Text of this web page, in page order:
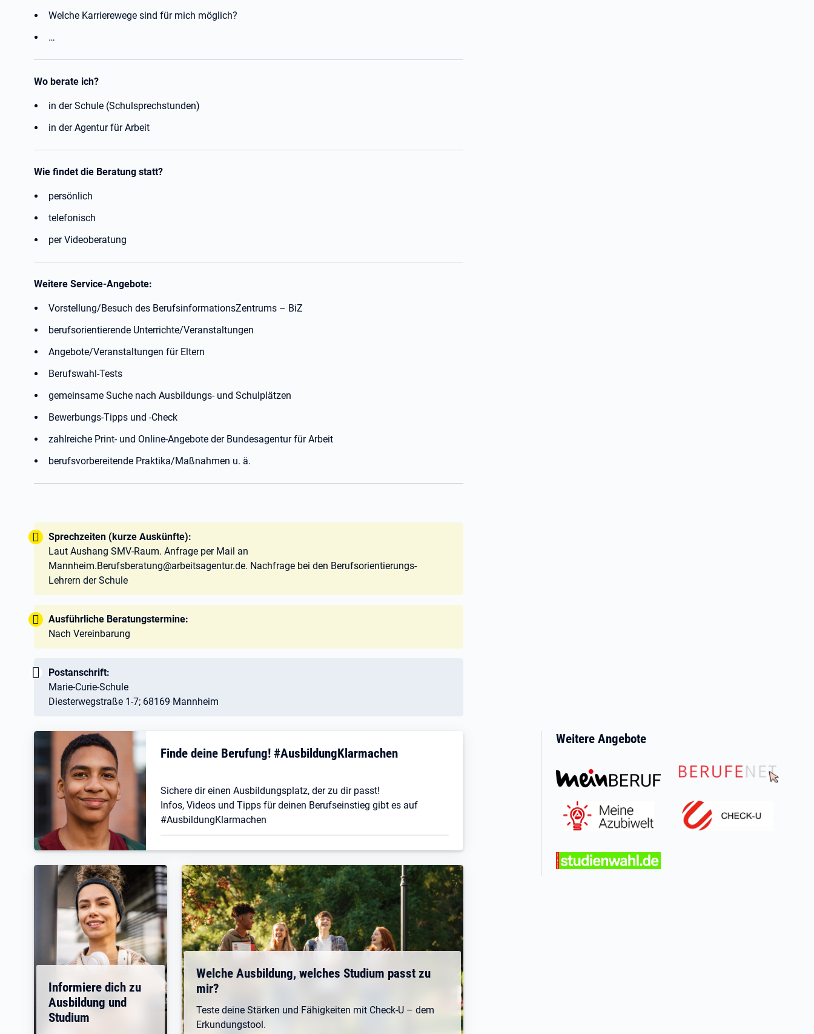
Welche Karrierewege sind für mich möglich?
…
Wo berate ich?
in der Schule (Schulsprechstunden)
in der Agentur für Arbeit
Wie findet die Beratung statt?
persönlich
telefonisch
per Videoberatung
Weitere Service-Angebote:
Vorstellung/Besuch des BerufsinformationsZentrums – BiZ
berufsorientierende Unterrichte/Veranstaltungen
Angebote/Veranstaltungen für Eltern
Berufswahl-Tests
gemeinsame Suche nach Ausbildungs- und Schulplätzen
Bewerbungs-Tipps und -Check
zahlreiche Print- und Online-Angebote der Bundesagentur für Arbeit
berufsvorbereitende Praktika/Maßnahmen u. ä.
Tipp:
Sprechzeiten (kurze Auskünfte):
Laut Aushang SMV-Raum. Anfrage per Mail an
Mannheim.Berufsberatung@arbeitsagentur.de. Nachfrage bei den Berufsorientierungs-
Lehrern der Schule
Tipp:
Ausführliche Beratungstermine:
Nach Vereinbarung
Wichtig:
Postanschrift:
Marie-Curie-Schule
Diesterwegstraße 1-7; 68169 Mannheim
Finde deine Berufung! #AusbildungKlarmachen
Sichere dir einen Ausbildungsplatz, der zu dir passt!
Infos, Videos und Tipps für deinen Berufseinstieg gibt es auf
#AusbildungKlarmachen
Informiere dich zu
Ausbildung und
Studium
Welche Ausbildung, welches Studium passt zu
mir?
Teste deine Stärken und Fähigkeiten mit Check-U – dem
Erkundungstool.
Weitere Angebote